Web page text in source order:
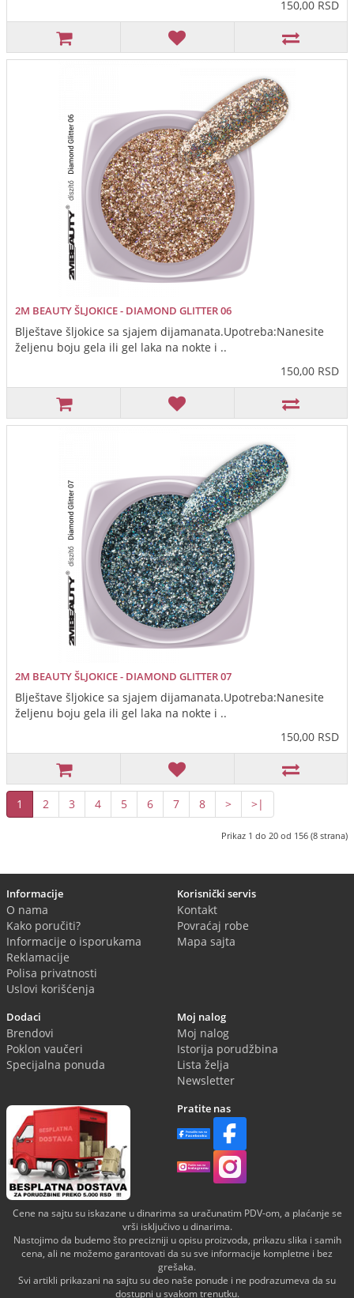
150,00 RSD
2M BEAUTY ŠLJOKICE - DIAMOND GLITTER 06
Blještave šljokice sa sjajem dijamanata.Upotreba:Nanesite
željenu boju gela ili gel laka na nokte i ..
150,00 RSD
2M BEAUTY ŠLJOKICE - DIAMOND GLITTER 07
Blještave šljokice sa sjajem dijamanata.Upotreba:Nanesite
željenu boju gela ili gel laka na nokte i ..
150,00 RSD
1 2 3 4 5 6 7 8 > >|
Prikaz 1 do 20 od 156 (8 strana)
Informacije
O nama
Kako poručiti?
Informacije o isporukama
Reklamacije
Polisa privatnosti
Uslovi korišćenja
Korisnički servis
Kontakt
Povraćaj robe
Mapa sajta
Dodaci
Brendovi
Poklon vaučeri
Specijalna ponuda
Moj nalog
Moj nalog
Istorija porudžbina
Lista želja
Newsletter
Pratite nas
Cene na sajtu su iskazane u dinarima sa uračunatim PDV-om, a plaćanje se
vrši isključivo u dinarima.
Nastojimo da budemo što precizniji u opisu proizvoda, prikazu slika i samih
cena, ali ne možemo garantovati da su sve informacije kompletne i bez
grešaka.
Svi artikli prikazani na sajtu su deo naše ponude i ne podrazumeva da su
dostupni u svakom trenutku.